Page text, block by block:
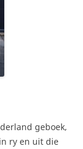
geboek,
ry en uit die